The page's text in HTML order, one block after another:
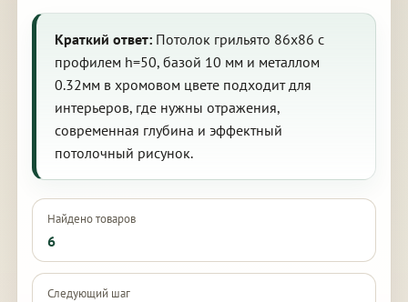
Краткий ответ:Потолок грильято 86х86 с
профилем h=50, базой 10 мм и металлом
0.32мм в хромовом цвете подходит для
интерьеров, где нужны отражения,
современная глубина и эффектный
потолочный рисунок.
Найдено товаров
6
Следующий шаг